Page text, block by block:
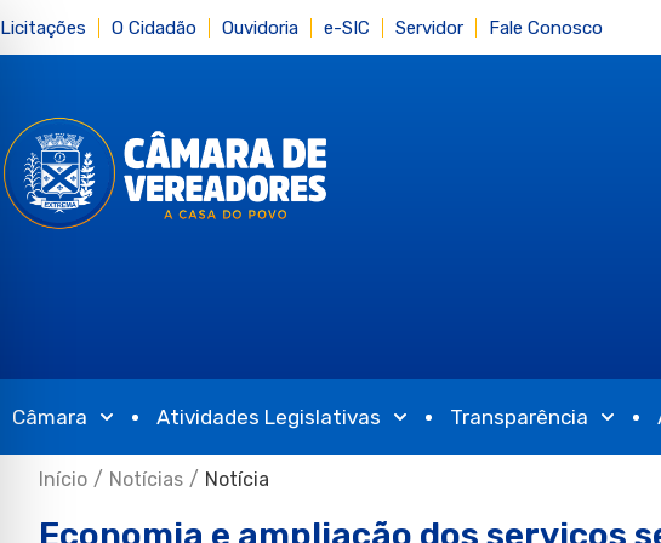
Licitações O Cidadão Ouvidoria e-SIC Servidor Fale Conosco
Câmara Atividades Legislativas Transparência
Início / Notícias / Notícia